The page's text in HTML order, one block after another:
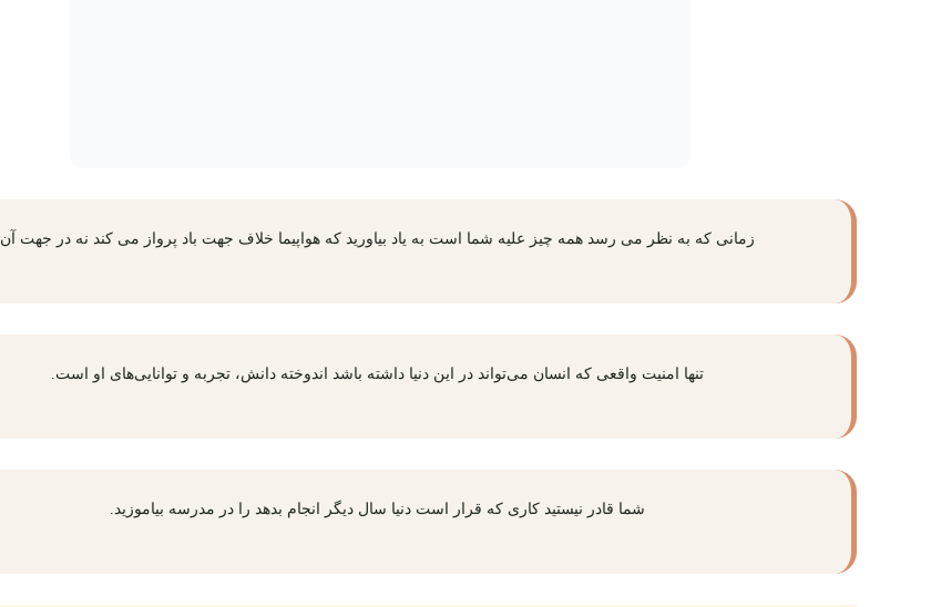
زمانی که به نظر می رسد همه چیز علیه شما است به یاد بیاورید که هواپیما خلاف جهت باد پرواز می کند نه در جهت آن
تنها امنیت واقعی که انسان می‌تواند در این دنیا داشته باشد اندوخته دانش، تجربه و توانایی‌های او است.
شما قادر نیستید کاری که قرار است دنیا سال دیگر انجام بدهد را در مدرسه بیاموزید.